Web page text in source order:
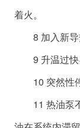
着火。
8 加入新导
9 升温过快
10 突然性停
11 热油泵不